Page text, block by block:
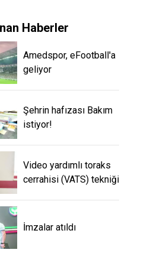
Haberler
Amedspor, eFootball'a
geliyor
Şehrin hafızası Bakım
istiyor!
Video yardımlı toraks
cerrahisi (VATS) tekniği
İmzalar atıldı